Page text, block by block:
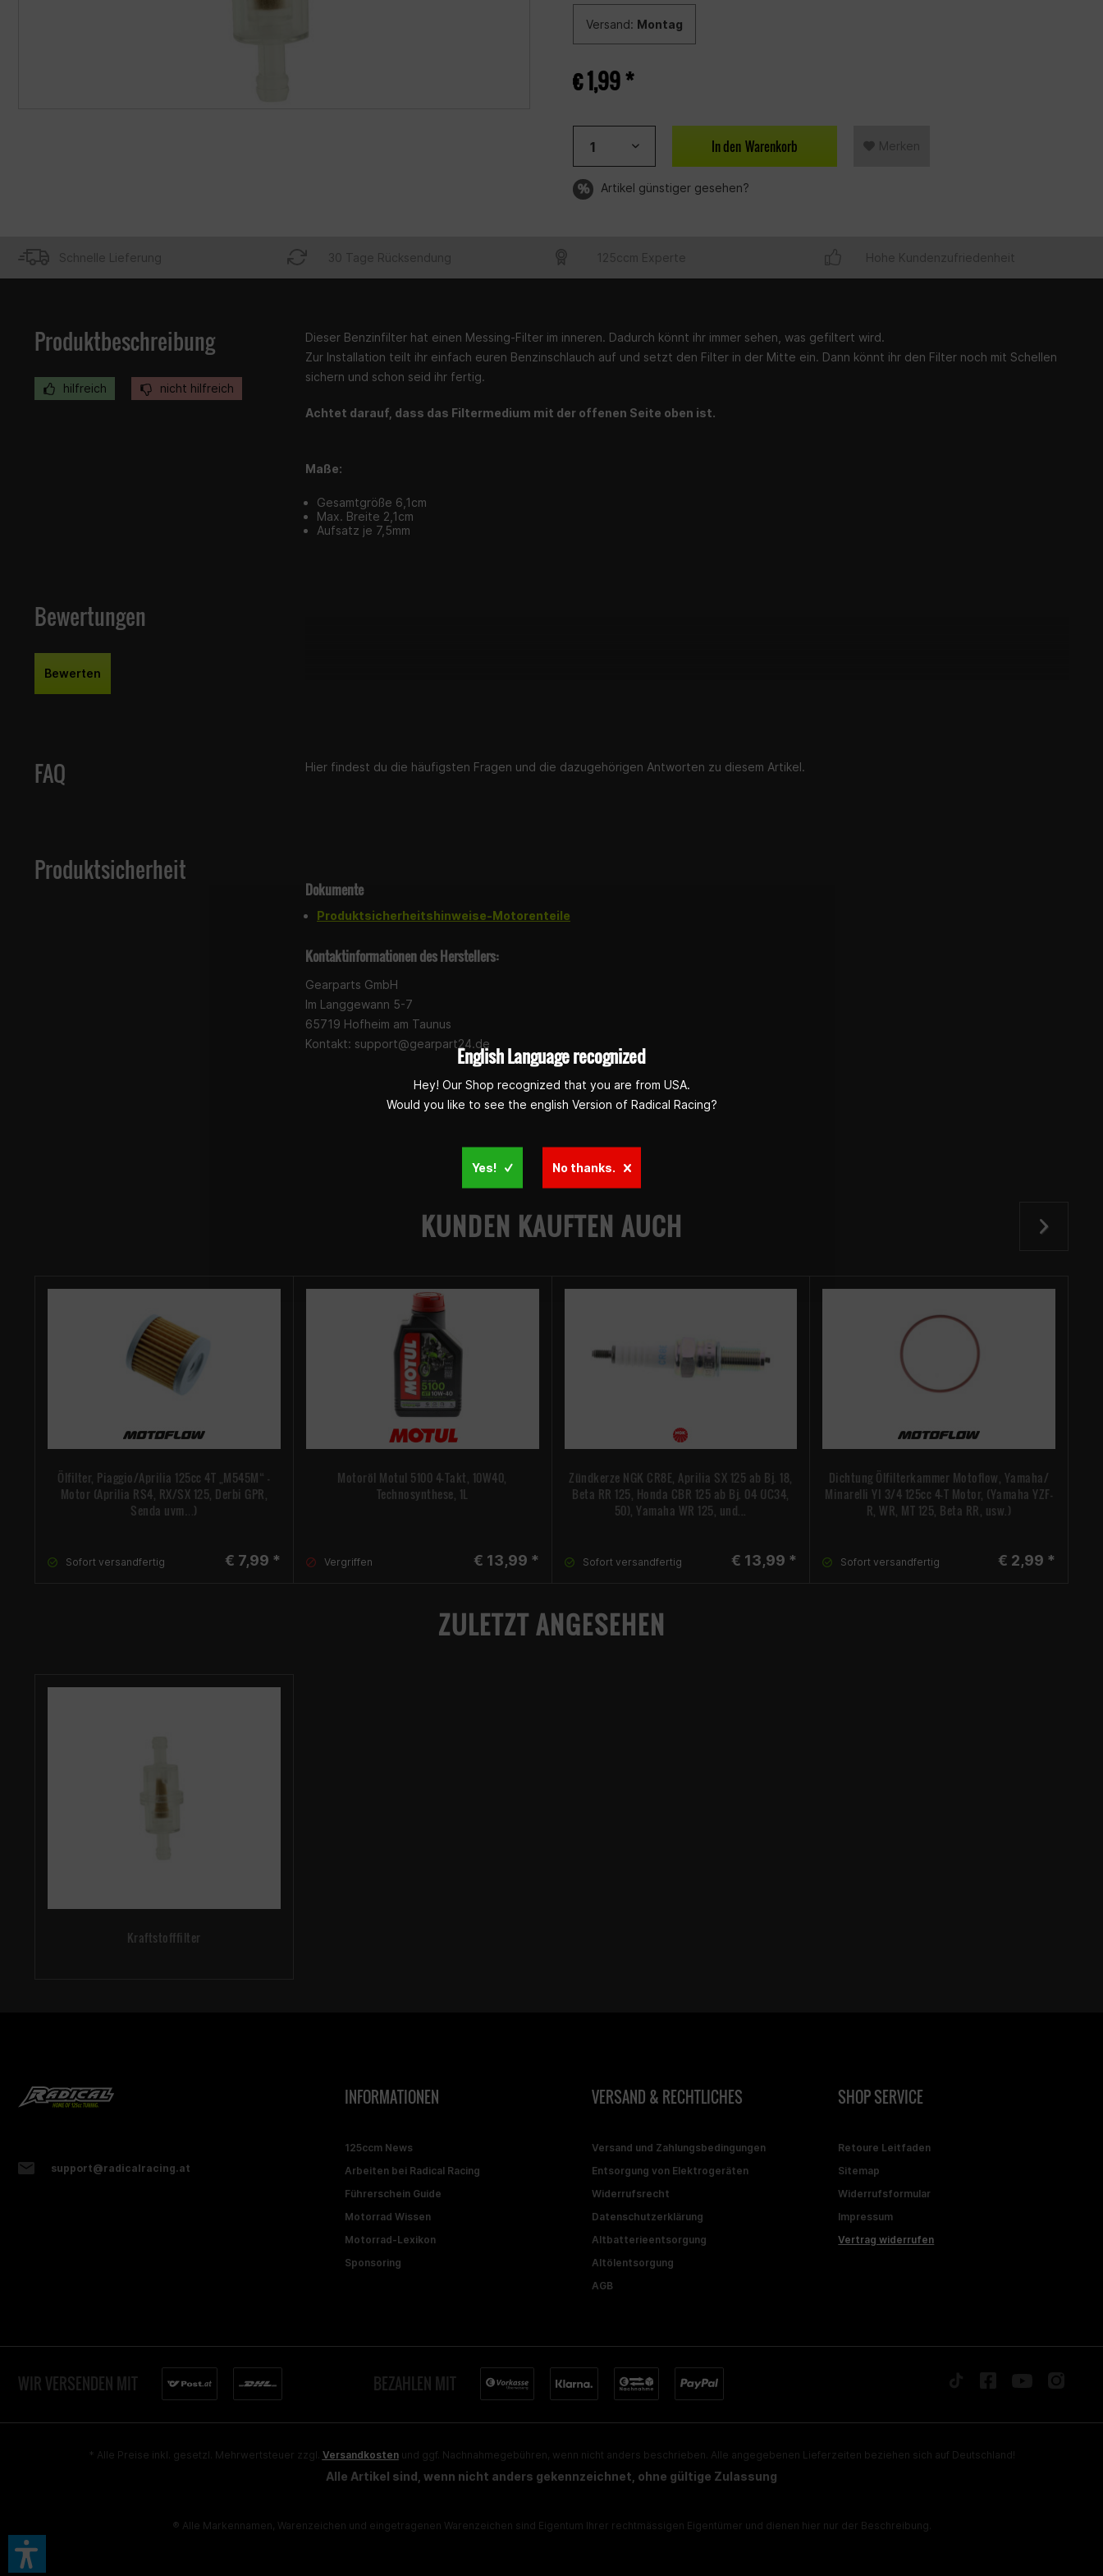
Versand: Montag
€ 1,99 *
In den Warenkorb Merken
Artikel günstiger gesehen?
Schnelle Lieferung 30 Tage Rücksendung 125ccm Experte Hohe Kundenzufriedenheit
Produktbeschreibung
hilfreich nicht hilfreich
Dieser Benzinfilter hat einen Messing-Filter im inneren. Dadurch könnt ihr immer sehen, was gefiltert wird.
Zur Installation teilt ihr einfach euren Benzinschlauch auf und setzt den Filter in der Mitte ein. Dann könnt ihr den Filter noch mit Schellen
sichern und schon seid ihr fertig.
Achtet darauf, dass das Filtermedium mit der offenen Seite oben ist.
Maße:
Gesamtgröße 6,1cm
Max. Breite 2,1cm
Aufsatz je 7,5mm
Bewertungen
Bewerten
FAQ Hier findest du die häufigsten Fragen und die dazugehörigen Antworten zu diesem Artikel.
Produktsicherheit
Dokumente
Produktsicherheitshinweise-Motorenteile
Kontaktinformationen des Herstellers:
Gearparts GmbH
Im Langgewann 5-7
65719 Hofheim am Taunus
Kontakt: support@gearpart24.de
KUNDEN KAUFTEN AUCH
Ölfilter, Piaggio/Aprilia 125cc 4T „M545M“ -
Motor (Aprilia RS4, RX/SX 125, Derbi GPR,
Senda uvm…)
Sofort versandfertig € 7,99 *
Motoröl Motul 5100 4-Takt, 10W40,
Technosynthese, 1L
Vergriffen € 13,99 *
Zündkerze NGK CR8E, Aprilia SX 125 ab Bj. 18,
Beta RR 125, Honda CBR 125 ab Bj. 04 (JC34,
50), Yamaha WR 125, und...
Sofort versandfertig € 13,99 *
Dichtung Ölfilterkammer Motoflow, Yamaha/
Minarelli YI 3/4 125cc 4-T Motor, (Yamaha YZF-
R, WR, MT 125, Beta RR, usw.)
Sofort versandfertig € 2,99 *
ZULETZT ANGESEHEN
Kraftstofffilter
support@radicalracing.at
INFORMATIONEN
125ccm News
Arbeiten bei Radical Racing
Führerschein Guide
Motorrad Wissen
Motorrad-Lexikon
Sponsoring
VERSAND & RECHTLICHES
Versand und Zahlungsbedingungen
Entsorgung von Elektrogeräten
Widerrufsrecht
Datenschutzerklärung
Altbatterieentsorgung
Altölentsorgung
AGB
SHOP SERVICE
Retoure Leitfaden
Sitemap
Widerrufsformular
Impressum
Vertrag widerrufen
WIR VERSENDEN MIT BEZAHLEN MIT
* Alle Preise inkl. gesetzl. Mehrwertsteuer zzgl. Versandkostenund ggf. Nachnahmegebühren, wenn nicht anders beschrieben. Alle angegebenen Lieferzeiten beziehen sich auf Deutschland!
Alle Artikel sind, wenn nicht anders gekennzeichnet, ohne gültige Zulassung
® Alle Markennamen, Warenzeichen und eingetragenen Warenzeichen sind Eigentum Ihrer rechtmässigen Eigentümer und dienen hier nur der Beschreibung.
English Language recognized
Hey! Our Shop recognized that you are from USA.
Would you like to see the english Version of Radical Racing?
Yes! No thanks.